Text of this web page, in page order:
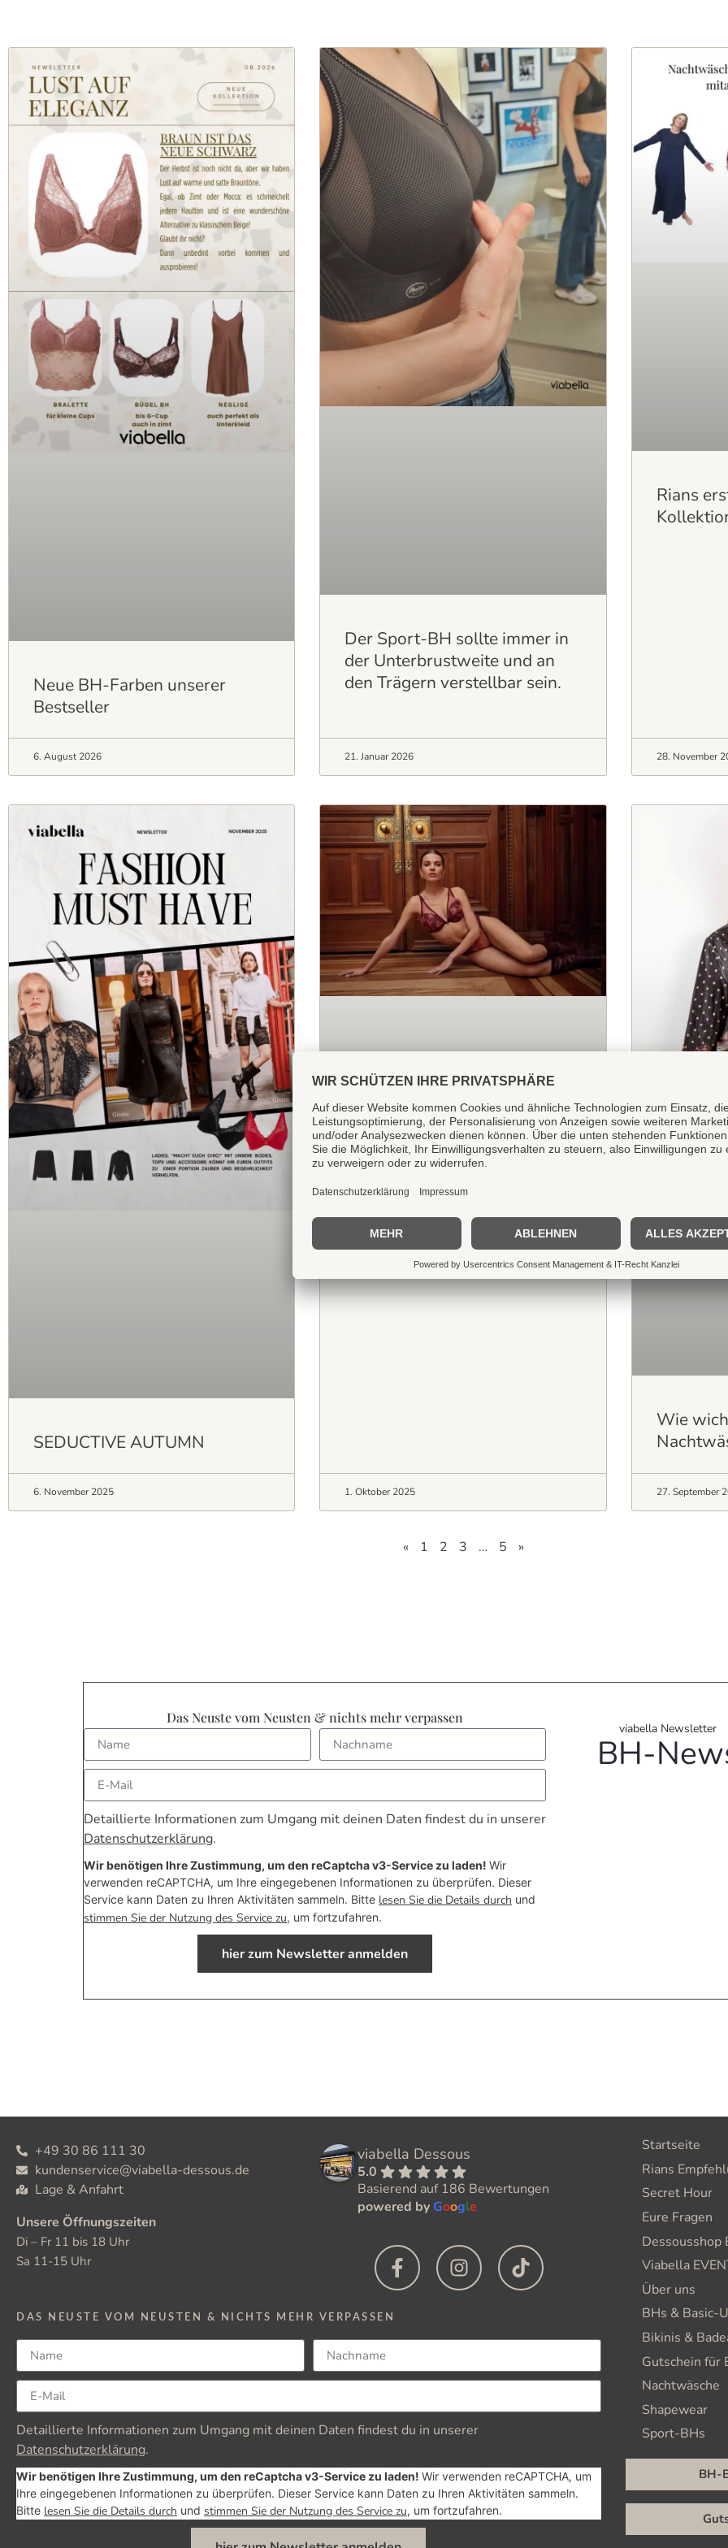
Neue BH-Farben unserer
Bestseller
6. August 2026
Der Sport-BH sollte immer in
der Unterbrustweite und an
den Trägern verstellbar sein.
21. Januar 2026
Rians
28. November
SEDUCTIVE AUTUMN
6. November 2025
Pink Oktober Aktion bei
Viabella
1. Oktober 2025
Wie
27. September
« 1 2 3 … 5 »
Das Neuste vom Neusten & nichts mehr verpassen
Detaillierte Informationen zum Umgang mit deinen Daten findest du in unserer
Datenschutzerklärung.
Wir benötigen Ihre Zustimmung, um den reCaptcha v3-Service zu laden! Wir
verwenden reCAPTCHA, um Ihre eingegebenen Informationen zu überprüfen. Dieser
Service kann Daten zu Ihren Aktivitäten sammeln. Bitte lesen Sie die Details durch und
stimmen Sie der Nutzung des Service zu, um fortzufahren.
hier zum Newsletter anmelden
viabella Newsletter
BH-
+49 30 86 111 30
kundenservice@viabella-dessous.de
Lage & Anfahrt
Unsere Öffnungszeiten
Di – Fr 11 bis 18 Uhr
Sa 11-15 Uhr
viabella Dessous
5.0
Basierend auf 186 Bewertungen
powered by Google
DAS NEUSTE VOM NEUSTEN & NICHTS MEHR VERPASSEN
Detaillierte Informationen zum Umgang mit deinen Daten findest du in unserer
Datenschutzerklärung.
Wir benötigen Ihre Zustimmung, um den reCaptcha v3-Service zu laden! Wir verwenden reCAPTCHA, um
Ihre eingegebenen Informationen zu überprüfen. Dieser Service kann Daten zu Ihren Aktivitäten sammeln.
Bitte lesen Sie die Details durch und stimmen Sie der Nutzung des Service zu, um fortzufahren.
Startseite
Rians
Secret Hour
Eure Fragen
Dessousshop
Viabella
Über uns
BHs & Basic-
Bikinis &
Gutschein für
Nachtwäsche
Shapewear
Sport-BHs
BH-